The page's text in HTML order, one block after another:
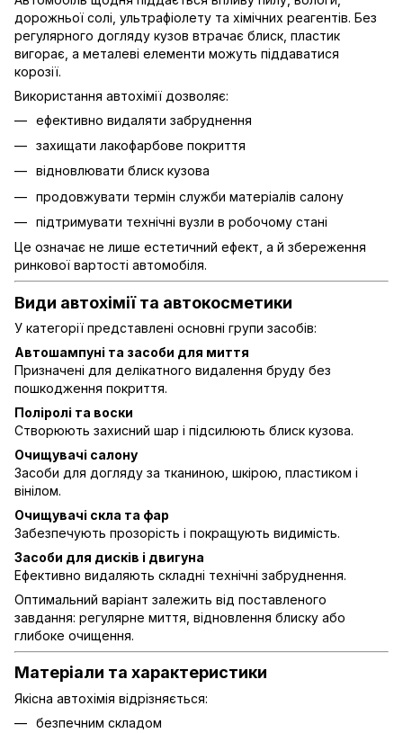
дорожньої солі, ультрафіолету та хімічних реагентів. Без
регулярного догляду кузов втрачає блиск, пластик
вигорає, а металеві елементи можуть піддаватися
корозії.
Використання автохімії дозволяє:
ефективно видаляти забруднення
захищати лакофарбове покриття
відновлювати блиск кузова
продовжувати термін служби матеріалів салону
підтримувати технічні вузли в робочому стані
Це означає не лише естетичний ефект, а й збереження
ринкової вартості автомобіля.
Види автохімії та автокосметики
У категорії представлені основні групи засобів:
Автошампуні та засоби для миття
Призначені для делікатного видалення бруду без
пошкодження покриття.
Поліролі та воски
Створюють захисний шар і підсилюють блиск кузова.
Очищувачі салону
Засоби для догляду за тканиною, шкірою, пластиком і
вінілом.
Очищувачі скла та фар
Забезпечують прозорість і покращують видимість.
Засоби для дисків і двигуна
Ефективно видаляють складні технічні забруднення.
Оптимальний варіант залежить від поставленого
завдання: регулярне миття, відновлення блиску або
глибоке очищення.
Матеріали та характеристики
Якісна автохімія відрізняється:
безпечним складом